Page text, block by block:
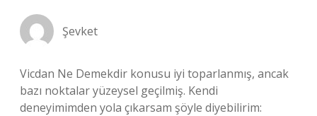
Şevket
Vicdan Ne Demekdir konusu iyi toparlanmış, ancak
bazı noktalar yüzeysel geçilmiş. Kendi
deneyimimden yola çıkarsam şöyle diyebilirim: